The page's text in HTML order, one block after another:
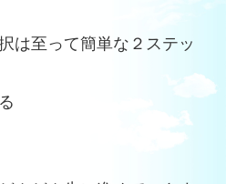
は至って簡単な２ステッ